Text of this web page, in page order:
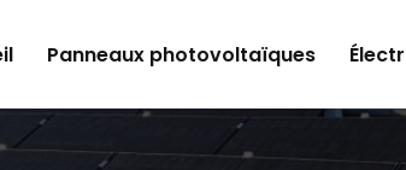
Panneaux photovoltaïques